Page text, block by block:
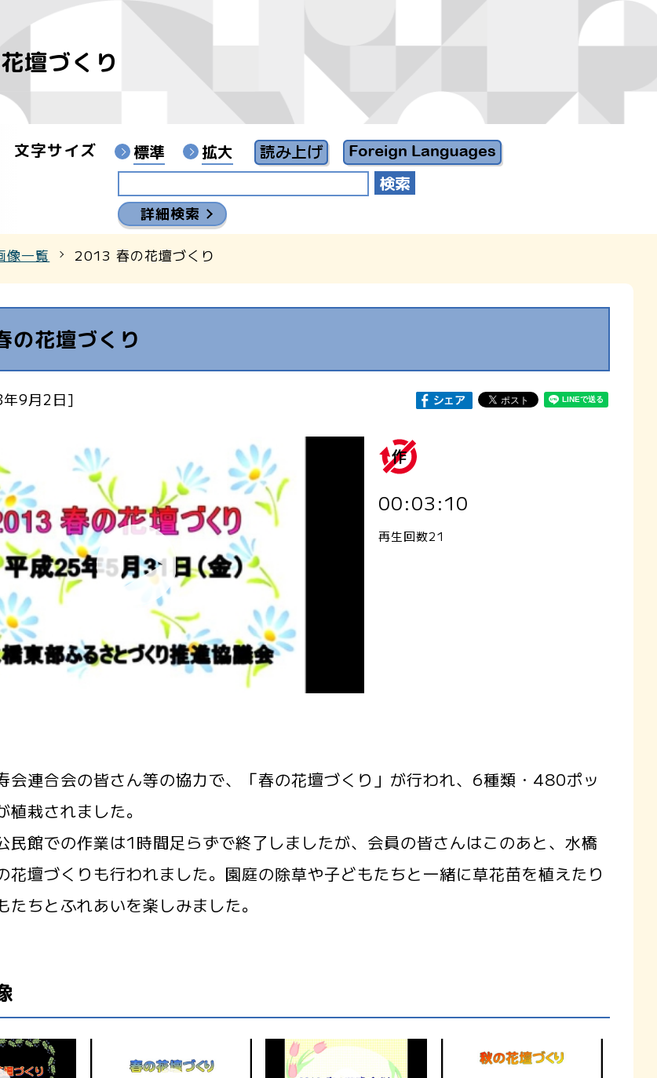
YouTubeチャンネル
壇づくり
文字サイズ 標準 拡大
詳細検索
像一覧 2013 春の花壇づくり
の花壇づくり
9月2日]
00:03:10
再生回数21
会連合会の皆さん等の協力で、「春の花壇づくり」が行われ、6種類・480ポッ
植栽されました。
民館での作業は1時間足らずで終了しましたが、会員の皆さんはこのあと、水橋
花壇づくりも行われました。園庭の除草や子どもたちと一緒に草花苗を植えたり
たちとふれあいを楽しみました。